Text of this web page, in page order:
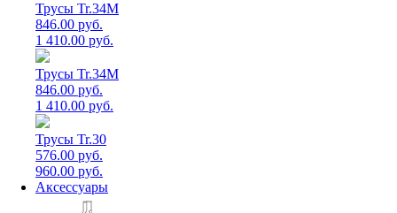
Трусы Tr.34M
846.00 руб.
1 410.00 руб.
Трусы Tr.34M
846.00 руб.
1 410.00 руб.
Трусы Tr.30
576.00 руб.
960.00 руб.
Аксессуары